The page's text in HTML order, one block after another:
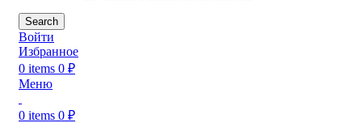
Search
Войти
Избранное
0 items 0 ₽
Меню
0 items 0 ₽